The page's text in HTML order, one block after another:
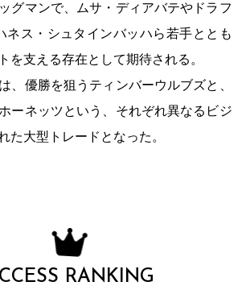
グマンで、ムサ・ディアバテやドラフ
ネス・シュタインバッハら若手ととも
を支える存在として期待される。
、優勝を狙うティンバーウルブズと、
ーネッツという、それぞれ異なるビジ
た大型トレードとなった。
RANKING